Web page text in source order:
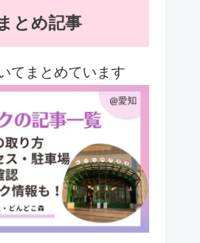
とめ記事
てまとめています